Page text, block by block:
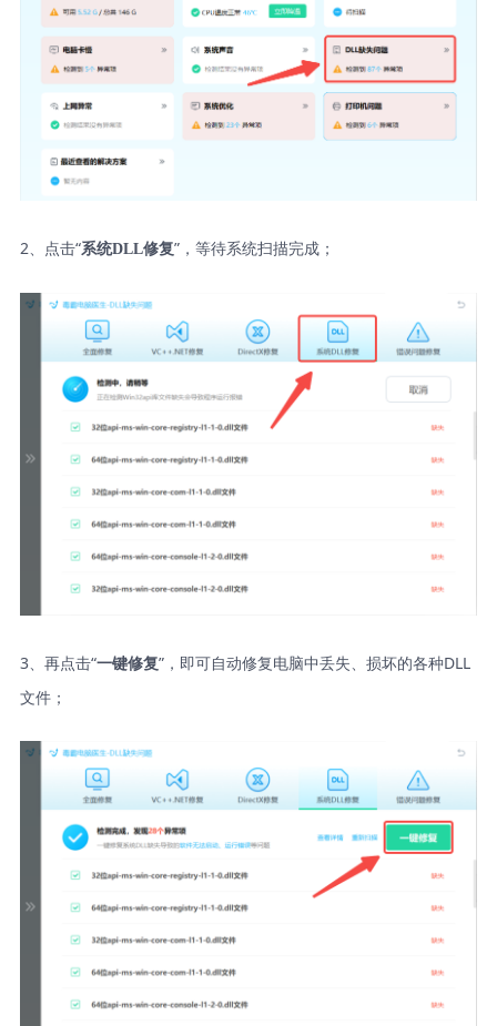
2、点击“系统DLL修复”，等待系统扫描完成；
3、再点击“一键修复”，即可自动修复电脑中丢失、损坏的各种DLL
文件；